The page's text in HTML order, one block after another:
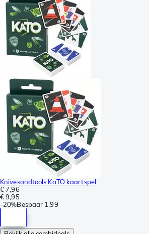
Knivesandtools KaTO kaartspel
€ 7,96
€ 9,95
-20%Bespaar 1,99